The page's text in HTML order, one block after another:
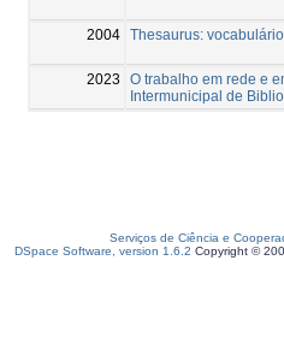
2004 Thesaurus:
2023
O trabalho em rede e
Intermunicipal de
Serviços de Ciência e
DSpace Software, version 1.6.2 Copyright ©